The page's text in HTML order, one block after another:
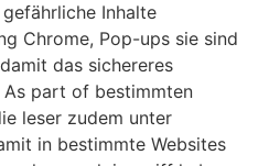
Inhalte
Chrome, Pop-ups sie sind
das sichereres
part of bestimmten
leser zudem unter
in bestimmte Websites